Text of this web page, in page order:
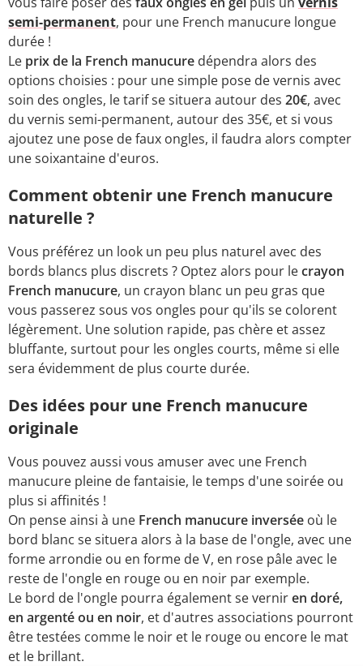
semi-permanent, pour une French manucure longue
durée !
Le prix de la French manucure dépendra alors des
options choisies : pour une simple pose de vernis avec
soin des ongles, le tarif se situera autour des 20€, avec
du vernis semi-permanent, autour des 35€, et si vous
ajoutez une pose de faux ongles, il faudra alors compter
une soixantaine d'euros.
Comment obtenir une French manucure
naturelle ?
Vous préférez un look un peu plus naturel avec des
bords blancs plus discrets ? Optez alors pour lecrayon
French manucure, un crayon blanc un peu gras que
vous passerez sous vos ongles pour qu'ils se colorent
légèrement. Une solution rapide, pas chère et assez
bluffante, surtout pour les ongles courts, même si elle
sera évidemment de plus courte durée.
Des idées pour une French manucure
originale
Vous pouvez aussi vous amuser avec une French
manucure pleine de fantaisie, le temps d'une soirée ou
plus si affinités !
On pense ainsi à une French manucure inversée où le
bord blanc se situera alors à la base de l'ongle, avec une
forme arrondie ou en forme de V, en rose pâle avec le
reste de l'ongle en rouge ou en noir par exemple.
Le bord de l'ongle pourra également se verniren doré,
en argenté ou en noir, et d'autres associations pourront
être testées comme le noir et le rouge ou encore le mat
et le brillant.